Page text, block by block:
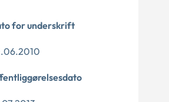
for underskrift